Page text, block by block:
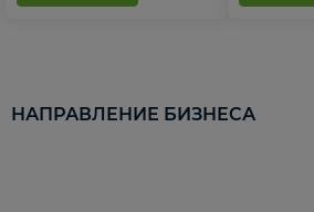
НАПРАВЛЕНИЕ БИЗНЕСА